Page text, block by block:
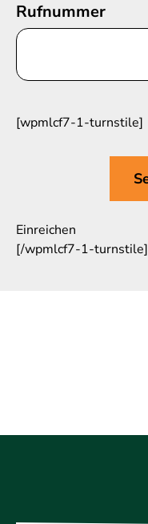
Rufnummer
[wpmlcf7-1-turnstile]
Einreichen
[/wpmlcf7-1-turnstile]